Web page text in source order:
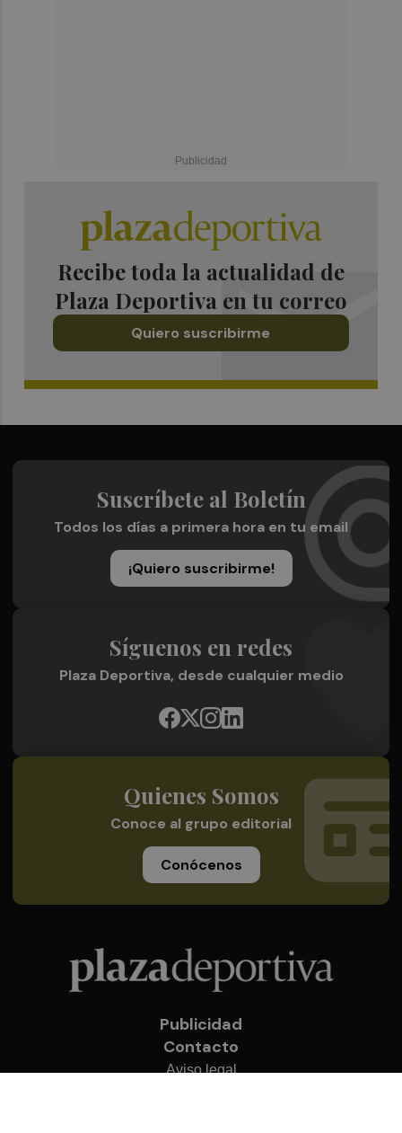
Recibe toda la actualidad de
Plaza Deportiva en tu correo
Quiero suscribirme
Suscríbete al Boletín
Todos los días a primera hora en tu email
¡Quiero suscribirme!
Síguenos en redes
Plaza Deportiva, desde cualquier medio
Quienes Somos
Conoce al grupo editorial
Conócenos
Publicidad
Contacto
Aviso legal